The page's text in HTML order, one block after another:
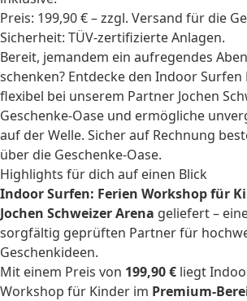
Preis: 199,90 € – zzgl. Versand für die
Sicherheit: TÜV-zertifizierte Anlagen.
Bereit, jemandem ein aufregendes
schenken? Entdecke den Indoor
flexibel bei unserem Partner Jochen
Geschenke-Oase und ermögliche
auf der Welle. Sicher auf Rechnung
über die Geschenke-Oase.
Highlights für dich auf einen Blick
Indoor Surfen: Ferien Workshop für
Jochen Schweizer Arena geliefert –
sorgfältig geprüften Partner für
Geschenkideen.
Mit einem Preis von 199,90 € liegt
Workshop für Kinder im Premium-